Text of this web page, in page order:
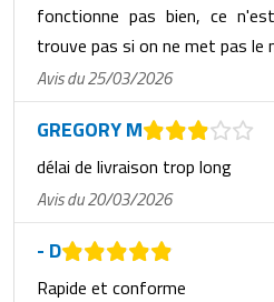
fonctionne pas bien, ce
trouve pas si on ne met pas le
Avis du 25/03/2026
GREGORY M
délai de livraison trop long
Avis du 20/03/2026
- D
Rapide et conforme